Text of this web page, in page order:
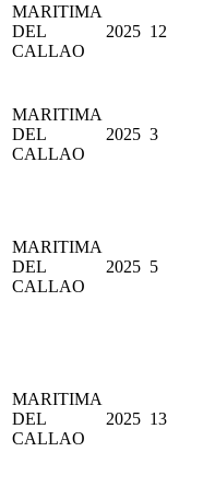
MARITIMA
DEL
CALLAO
2025 12
MARITIMA
DEL
CALLAO
2025 3
MARITIMA
DEL
CALLAO
2025 5
MARITIMA
DEL
CALLAO
2025 13